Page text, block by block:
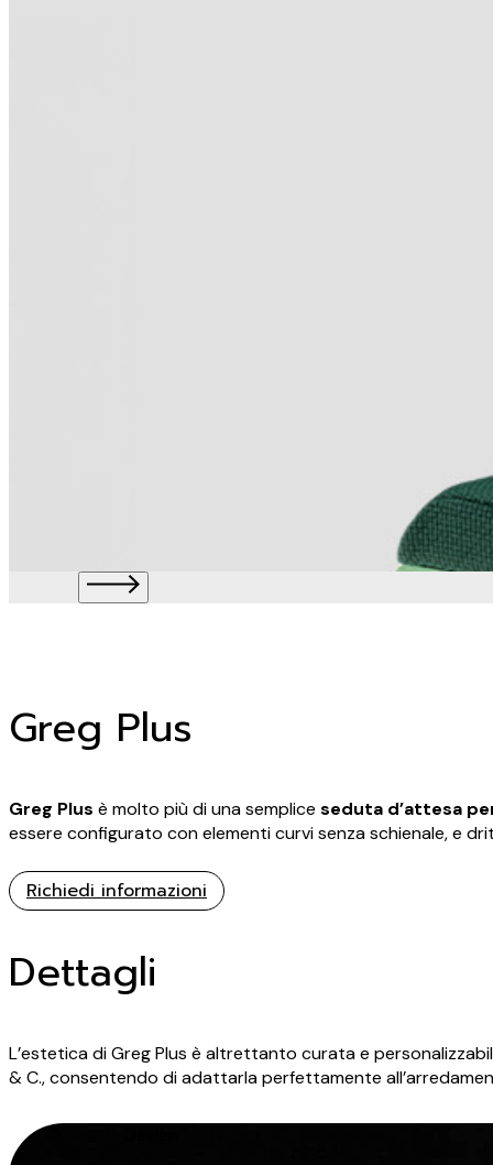
Greg Plus
Greg Plus è molto più di una semplice seduta d’attesa
essere configurato con elementi curvi senza schienale, e
Richiedi informazioni
Dettagli
L’estetica di Greg Plus è altrettanto curata e
& C., consentendo di adattarla perfettamente